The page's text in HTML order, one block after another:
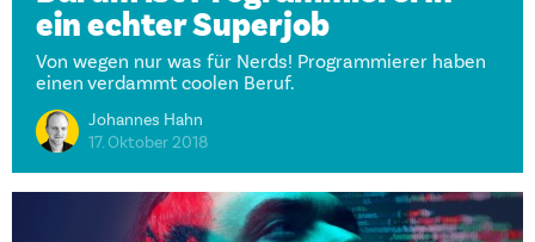
ein echter Superjob
Von wegen nur was für Nerds! Programmierer haben
einen verdammt coolen Beruf.
Johannes Hahn
17. Oktober 2018